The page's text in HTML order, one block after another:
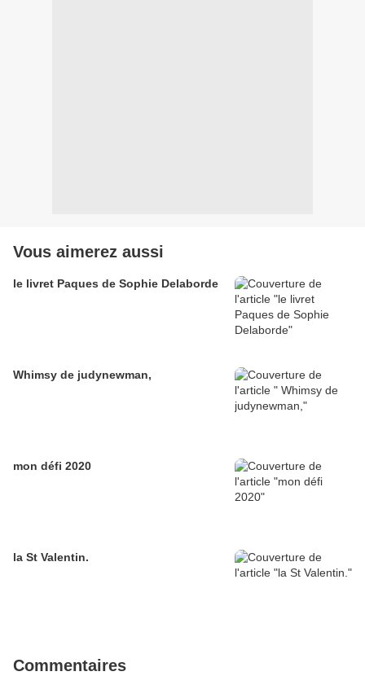
Vous aimerez aussi
le livret Paques de Sophie Delaborde
Whimsy de judynewman,
mon défi 2020
la St Valentin.
Commentaires